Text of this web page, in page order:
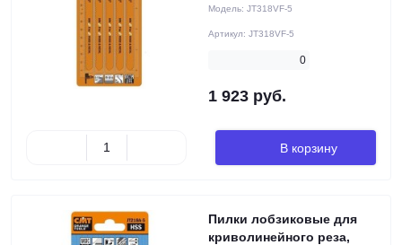
Модель: JT318VF-5
Артикул: JT318VF-5
0
1 923 руб.
В корзину
Пилки лобзиковые для
криволинейного реза,